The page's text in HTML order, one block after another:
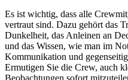
Es ist wichtig, dass alle
vertraut sind. Dazu gehört das
Dunkelheit, das Anleinen an
und das Wissen, wie man im
Kommunikation und
Ermutigen Sie die Crew, auch
Beobachtungen sofort